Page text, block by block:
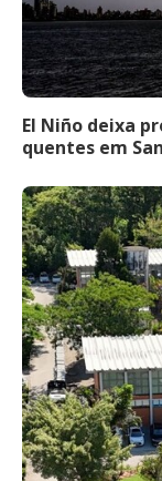
El Niño deixa
quentes em